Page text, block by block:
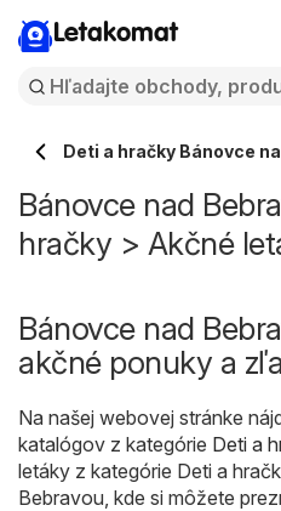
Letakomat
Deti a hračky Bánovce
Bánovce nad
hračky > Akčné
Bánovce nad
akčné ponuky a
Na našej webovej stránke
katalógov z kategórie Deti a
letáky z kategórie Deti a
Bebravou, kde si môžete